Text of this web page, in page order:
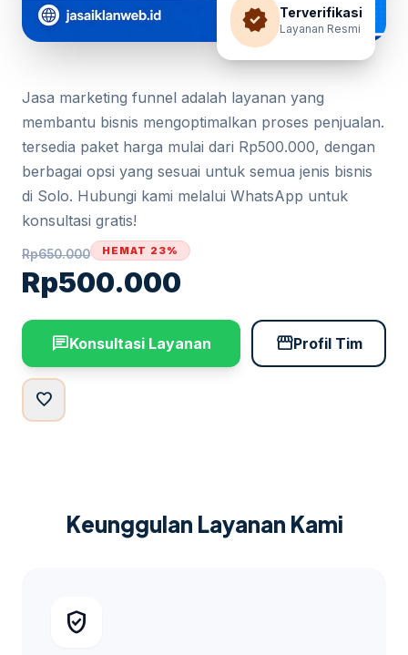
verified Terverifikasi
Layanan Resmi
Jasa marketing funnel adalah layanan yang
membantu bisnis mengoptimalkan proses penjualan.
tersedia paket harga mulai dari Rp500.000, dengan
berbagai opsi yang sesuai untuk semua jenis bisnis
di Solo. Hubungi kami melalui WhatsApp untuk
konsultasi gratis!
Rp650.000
Rp500.000
HEMAT 23%
chatKonsultasi Layanan storefrontProfil Tim
favorite
Keunggulan Layanan Kami
verified_user